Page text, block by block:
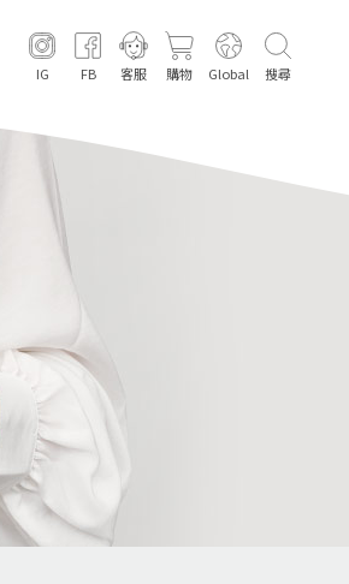
IG FB 客服 購物 Global 搜尋